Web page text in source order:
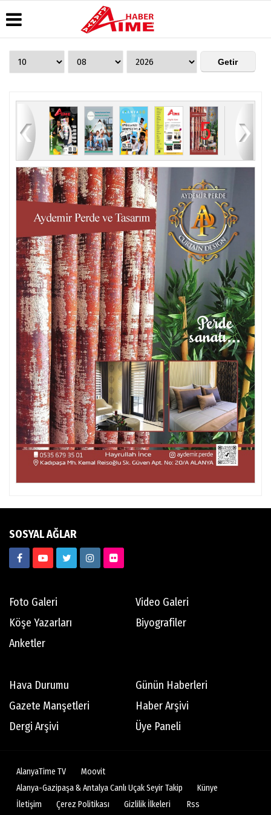
Üye Paneli
Arşivi
Dergi
Arşivi
Günün
Haberleri
Hava
Gazete
Manşetleri
Anketler
Biyografiler
Köşe
Video
Galeri
Foto
Galeri
AlanyaTime
Moovit
Alanya-
Gazipaşa
& Antalya
Canlı Uçak
Seyir
Künye
84 1 2 3 4 5 6
SOSYAL AĞLAR
Foto Galeri
Video Galeri
Köşe Yazarları
Biyografiler
Anketler
Hava Durumu
Günün Haberleri
Gazete Manşetleri
Haber Arşivi
Dergi Arşivi
Üye Paneli
AlanyaTime TV
Moovit
Alanya-Gazipaşa & Antalya Canlı Uçak Seyir Takip
Künye
İletişim
Çerez Politikası Gizlilik İlkeleri Rss